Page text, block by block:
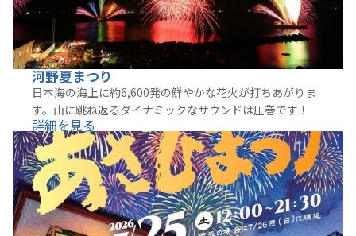
河野夏まつり
日本海の海上に約6,600発の鮮やかな花火が打ちあがりま
す。山に跳ね返るダイナミックなサウンドは圧巻です！
詳細を見る